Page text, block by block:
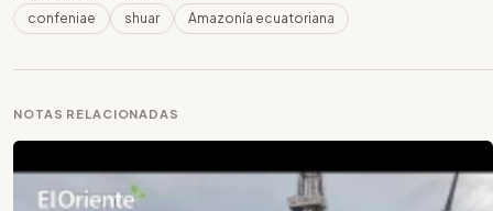
confeniae shuar Amazonía ecuatoriana
NOTAS RELACIONADAS